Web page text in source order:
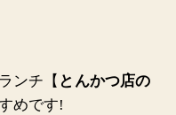
ンチ【 とんかつ店の
めです!